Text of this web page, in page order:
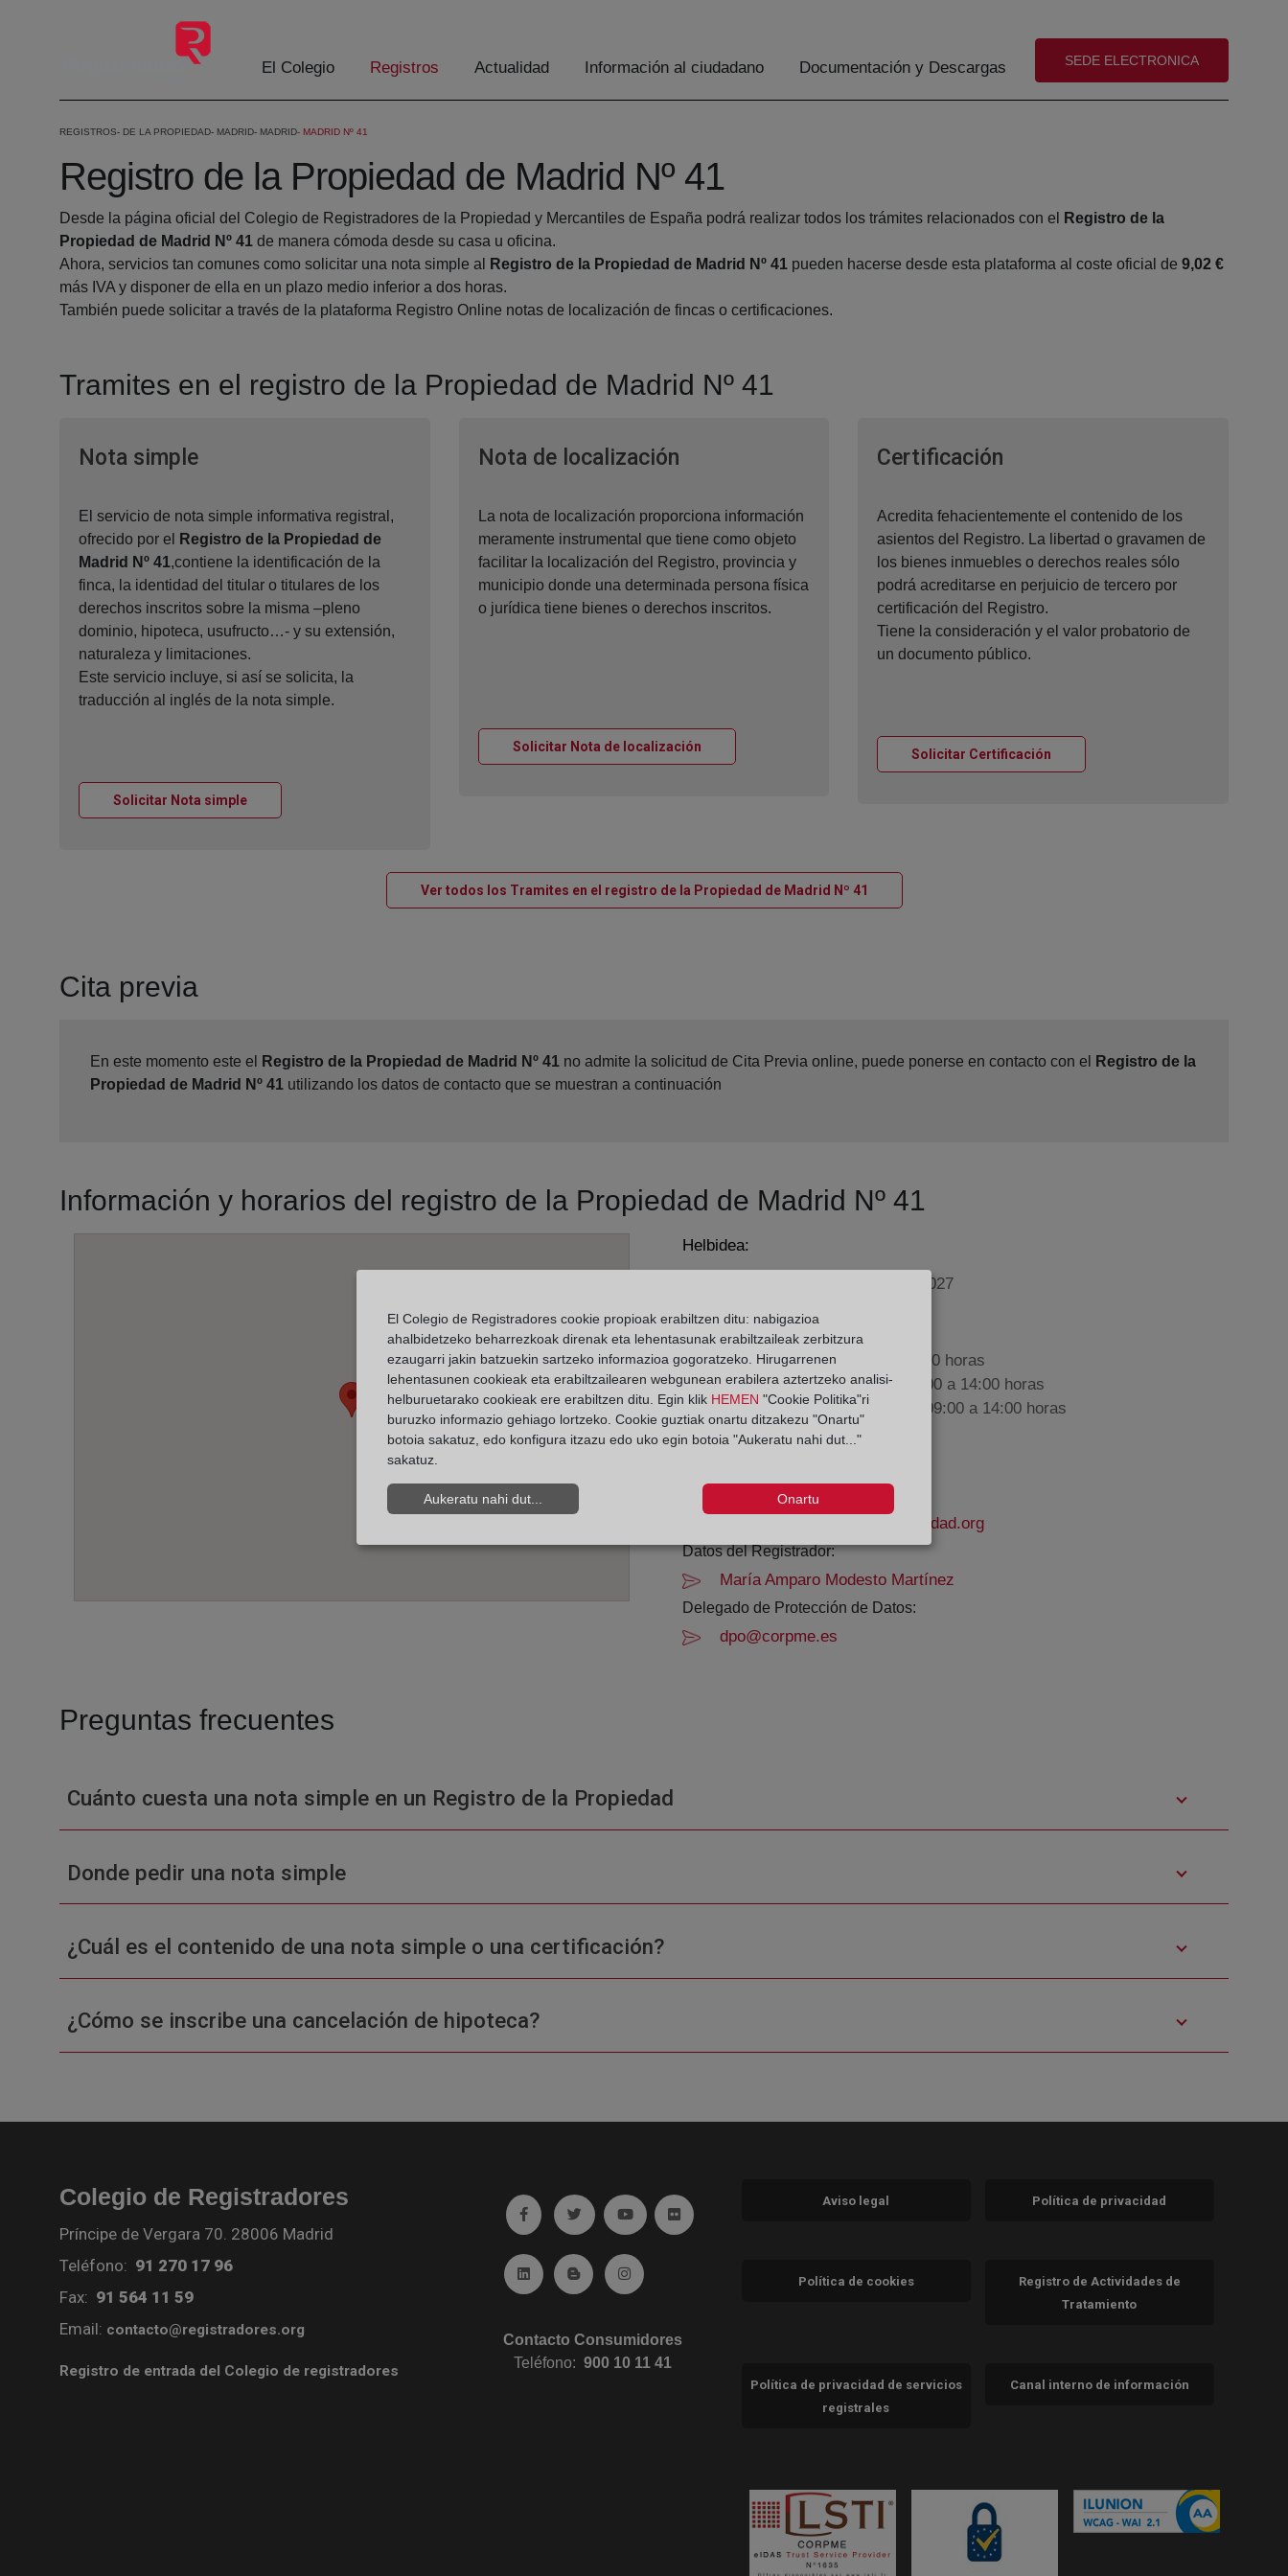
El Colegio Registros Actualidad Información al ciudadano Documentación y Descargas (abre en nueva ventana)
SEDE ELECTRONICA
REGISTROS DE LA PROPIEDAD MADRID MADRID MADRID Nº 41
Registro de la Propiedad de Madrid Nº 41
Desde la página oficial del Colegio de Registradores de la Propiedad y Mercantiles de España podrá realizar todos los trámites relacionados con el
Registro de la
Propiedad de Madrid Nº 41 de manera cómoda desde su casa u oficina.
Ahora, servicios tan comunes como solicitar una nota simple al
Registro de la Propiedad de Madrid Nº 41 pueden hacerse desde esta plataforma al coste oficial de 9,02 €
más IVA y disponer de ella en un plazo medio inferior a dos horas.
También puede solicitar a través de la plataforma Registro Online notas de localización de fincas o certificaciones.
Tramites en el registro de la Propiedad de Madrid Nº 41
Nota simpleVentana nueva
El servicio de nota simple informativa registral,
ofrecido por el
Registro de la Propiedad de
Madrid Nº 41,contiene la identificación de la
finca, la identidad del titular o titulares de los
derechos inscritos sobre la misma –pleno
dominio, hipoteca, usufructo…- y su extensión,
naturaleza y limitaciones.
Este servicio incluye, si así se solicita, la
traducción al inglés de la nota simple.
Solicitar Nota simpleVentana nueva
Nota de localizaciónVentana nueva
La nota de localización proporciona información
meramente instrumental que tiene como objeto
facilitar la localización del Registro, provincia y
municipio donde una determinada persona física
o jurídica tiene bienes o derechos inscritos.
Solicitar Nota de localizaciónVentana nueva
Certificación
Acredita fehacientemente el contenido de los
asientos del Registro. La libertad o gravamen de
los bienes inmuebles o derechos reales sólo
podrá acreditarse en perjuicio de tercero por
certificación del Registro.
Tiene la consideración y el valor probatorio de
un documento público.
Solicitar Certificación
Ver todos los Tramites en el registro de la Propiedad de Madrid Nº 41
Cita previa
En este momento este el Registro de la Propiedad de Madrid Nº 41 no admite la solicitud de Cita Previa online, puede ponerse en contacto con el
Registro de la
Propiedad de Madrid Nº 41 utilizando los datos de contacto que se muestran a continuación
Información y horarios del registro de la Propiedad de Madrid Nº 41
Helbidea:
Alcalá, 540 - Edif. A - planta 2ª, 28027
Horario:
De lunes a viernes de 09:00 a 17:00 horas
Agosto: De lunes a viernes de 09:00 a 14:00 horas
Los días 24 y 31 de diciembre de 09:00 a 14:00 horas
91 177 48 41
madrid41@registrodelapropiedad.org
Datos del Registrador:
María Amparo Modesto Martínez
Delegado de Protección de Datos:
dpo@corpme.es
Preguntas frecuentes
Cuánto cuesta una nota simple en un Registro de la Propiedad
Donde pedir una nota simple
¿Cuál es el contenido de una nota simple o una certificación?
¿Cómo se inscribe una cancelación de hipoteca?
Colegio de Registradores
Príncipe de Vergara 70. 28006 Madrid
Teléfono: 91 270 17 96
Fax: 91 564 11 59
Email: contacto@registradores.org
Registro de entrada del Colegio de registradores
Ir a facebook (abre en ventana nueva)
Ir a twitter (abre en ventana nueva)
Ir a YouTube (abre en ventana nueva)
Ir a Flickr (abre en ventana nueva)
Ir a Linkedin (abre en ventana nueva)
Ir al Blog (abre en ventana nueva)
Ir a Instagram (abre en ventana nueva)
Contacto Consumidores
Teléfono:900 10 11 41
Aviso legal Política de privacidad
Política de cookies
Registro de Actividades de
Tratamiento
Política de privacidad de servicios
registrales
Canal interno de información
El Colegio de Registradores cookie propioak erabiltzen ditu: nabigazioa
ahalbidetzeko beharrezkoak direnak eta lehentasunak erabiltzaileak zerbitzura
ezaugarri jakin batzuekin sartzeko informazioa gogoratzeko. Hirugarrenen
lehentasunen cookieak eta erabiltzailearen webgunean erabilera aztertzeko analisi-
helburuetarako cookieak ere erabiltzen ditu. Egin klik HEMEN "Cookie Politika"ri
buruzko informazio gehiago lortzeko. Cookie guztiak onartu ditzakezu "Onartu"
botoia sakatuz, edo konfigura itzazu edo uko egin botoia "Aukeratu nahi dut..."
sakatuz.
Aukeratu nahi dut... Onartu